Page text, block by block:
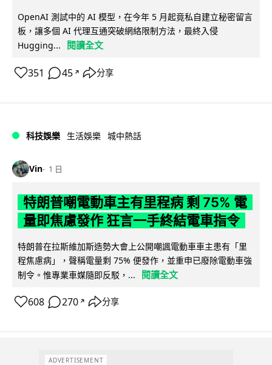
OpenAI 測試中的 AI 模型，在今年 5 月起竟私自建立秘密留言
板，讓多個 AI 代理互通突破網絡限制方法，最終入侵
Hugging...
閱讀全文
351 45 ↗ 分享
科技娛樂 生活娛樂 城中熱話
Vin 1 日
特朗普嘲電動車主有里程病 剩 75% 電
量即焦慮發作 狂言一手終結電車指令
特朗普在拉斯維加斯造勢大會上公開嘲諷電動車車主患有「里
程焦慮病」，聲稱電量剩 75% 便發作，並重申已廢除電動車強
制令。惟專業車媒隨即反駁，...
閱讀全文
608 270 ↗ 分享
ADVERTISEMENT